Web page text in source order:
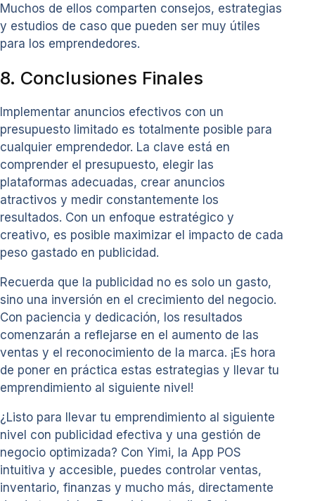
Muchos de ellos comparten consejos, estrategias
y estudios de caso que pueden ser muy útiles
para los emprendedores.
8. Conclusiones Finales
Implementar anuncios efectivos con un
presupuesto limitado es totalmente posible para
cualquier emprendedor. La clave está en
comprender el presupuesto, elegir las
plataformas adecuadas, crear anuncios
atractivos y medir constantemente los
resultados. Con un enfoque estratégico y
creativo, es posible maximizar el impacto de cada
peso gastado en publicidad.
Recuerda que la publicidad no es solo un gasto,
sino una inversión en el crecimiento del negocio.
Con paciencia y dedicación, los resultados
comenzarán a reflejarse en el aumento de las
ventas y el reconocimiento de la marca. ¡Es hora
de poner en práctica estas estrategias y llevar tu
emprendimiento al siguiente nivel!
¿Listo para llevar tu emprendimiento al siguiente
nivel con publicidad efectiva y una gestión de
negocio optimizada? Con Yimi, la App POS
intuitiva y accesible, puedes controlar ventas,
inventario, finanzas y mucho más, directamente